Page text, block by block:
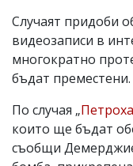
Случаят придоби
видеозаписи в
многократно
бъдат преместени.
По случая „
които ще бъдат
съобщи